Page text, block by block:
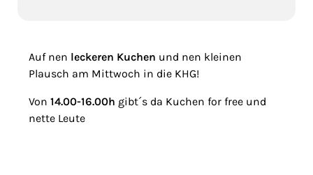
Auf nen leckeren Kuchen und nen kleinen
Plausch am Mittwoch in die KHG!
Von 14.00-16.00h gibt´s da Kuchen for free und
nette Leute